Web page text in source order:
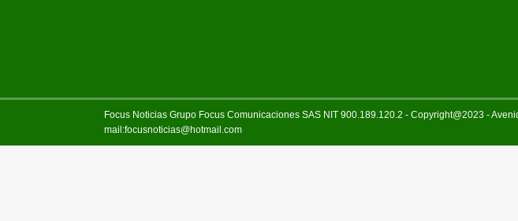
Focus Noticias Grupo Focus Comunicaciones SAS NIT 900.189.120.2 - Copyright@2023 -
mail:focusnoticias@hotmail.com